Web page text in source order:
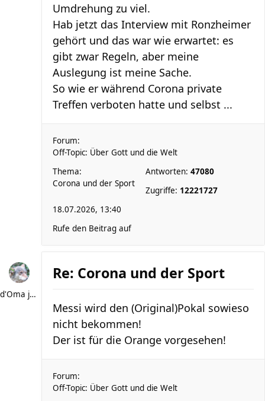
Umdrehung zu viel.
Hab jetzt das Interview mit Ronzheimer
gehört und das war wie erwartet: es
gibt zwar Regeln, aber meine
Auslegung ist meine Sache.
So wie er während Corona private
Treffen verboten hatte und selbst ...
Forum:
Off-Topic: Über Gott und die Welt
Thema:
Corona und der Sport
Antworten: 47080
Zugriffe: 12221727
18.07.2026, 13:40
Rufe den Beitrag auf
d'Oma joggt
Re: Corona und der Sport
Messi wird den (Original)Pokal sowieso
nicht bekommen!
Der ist für die Orange vorgesehen!
Forum:
Off-Topic: Über Gott und die Welt